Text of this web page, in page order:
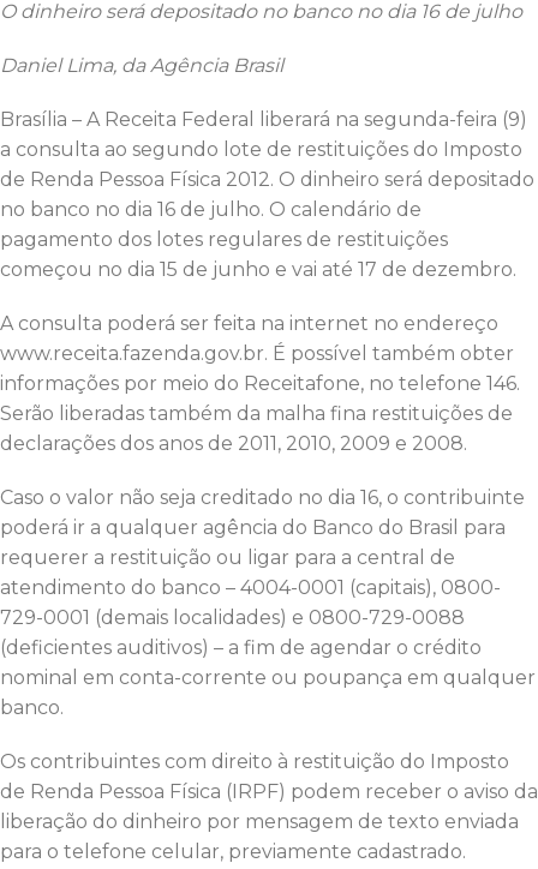
O dinheiro será depositado no banco no dia 16 de julho
Daniel Lima, da Agência Brasil
Brasília – A Receita Federal liberará na segunda-feira (9)
a consulta ao segundo lote de restituições do Imposto
de Renda Pessoa Física 2012. O dinheiro será depositado
no banco no dia 16 de julho. O calendário de
pagamento dos lotes regulares de restituições
começou no dia 15 de junho e vai até 17 de dezembro.
A consulta poderá ser feita na internet no endereço
www.receita.fazenda.gov.br. É possível também obter
informações por meio do Receitafone, no telefone 146.
Serão liberadas também da malha fina restituições de
declarações dos anos de 2011, 2010, 2009 e 2008.
Caso o valor não seja creditado no dia 16, o contribuinte
poderá ir a qualquer agência do Banco do Brasil para
requerer a restituição ou ligar para a central de
atendimento do banco – 4004-0001 (capitais), 0800-
729-0001 (demais localidades) e 0800-729-0088
(deficientes auditivos) – a fim de agendar o crédito
nominal em conta-corrente ou poupança em qualquer
banco.
Os contribuintes com direito à restituição do Imposto
de Renda Pessoa Física (IRPF) podem receber o aviso da
liberação do dinheiro por mensagem de texto enviada
para o telefone celular, previamente cadastrado.